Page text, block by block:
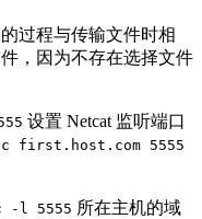
过程与传输文件时相
，因为不存在选择文件
设置 Netcat 监听端口
first.host.com 5555
-l 5555 所在主机的域